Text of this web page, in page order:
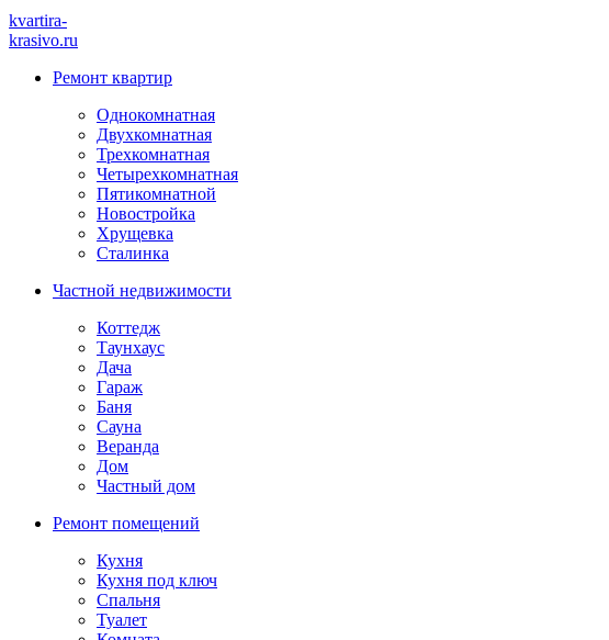
kvartira-
krasivo.ru
Ремонт квартир
Однокомнатная
Двухкомнатная
Трехкомнатная
Четырехкомнатная
Пятикомнатной
Новостройка
Хрущевка
Сталинка
Частной недвижимости
Коттедж
Таунхаус
Дача
Гараж
Баня
Сауна
Веранда
Дом
Частный дом
Ремонт помещений
Кухня
Кухня под ключ
Спальня
Туалет